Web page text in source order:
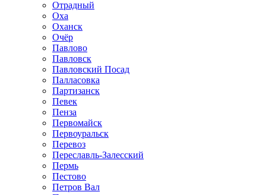
Отрадный
Оха
Оханск
Очёр
Павлово
Павловск
Павловский Посад
Палласовка
Партизанск
Певек
Пенза
Первомайск
Первоуральск
Перевоз
Переславль-Залесский
Пермь
Пестово
Петров Вал